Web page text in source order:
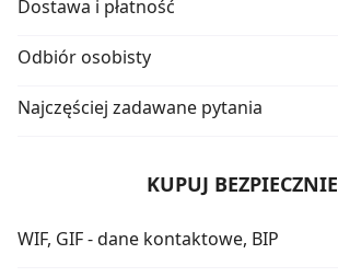
Dostawa i płatność
Odbiór osobisty
Najczęściej zadawane pytania
KUPUJ BEZPIECZNIE
WIF, GIF - dane kontaktowe, BIP